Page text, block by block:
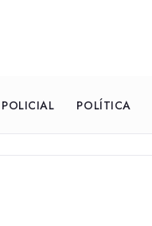
POLICIAL POLÍTICA